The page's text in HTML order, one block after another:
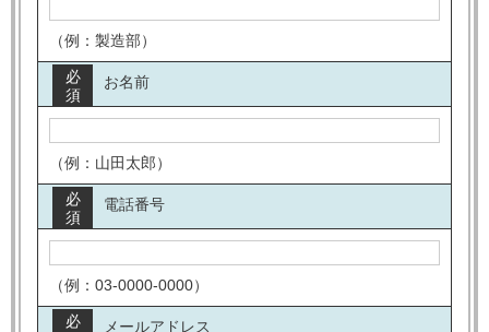
（例：製造部）
お名前
必
須
（例：山田太郎）
電話番号
必
須
（例：03-0000-0000）
メールアドレス
必